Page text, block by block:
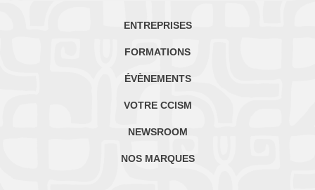
ENTREPRISES
FORMATIONS
ÉVÈNEMENTS
VOTRE CCISM
NEWSROOM
NOS MARQUES